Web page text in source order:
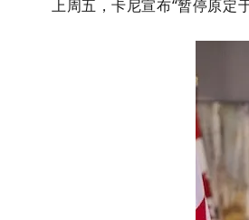
上周五，卡尼宣布“暂停原定